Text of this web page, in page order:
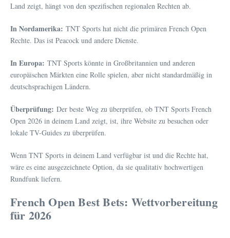
Land zeigt, hängt von den spezifischen regionalen Rechten ab.
In Nordamerika: TNT Sports hat nicht die primären French Open
Rechte. Das ist Peacock und andere Dienste.
In Europa: TNT Sports könnte in Großbritannien und anderen
europäischen Märkten eine Rolle spielen, aber nicht standardmäßig in
deutschsprachigen Ländern.
Überprüfung: Der beste Weg zu überprüfen, ob TNT Sports French
Open 2026 in deinem Land zeigt, ist, ihre Website zu besuchen oder
lokale TV-Guides zu überprüfen.
Wenn TNT Sports in deinem Land verfügbar ist und die Rechte hat,
wäre es eine ausgezeichnete Option, da sie qualitativ hochwertigen
Rundfunk liefern.
French Open Best Bets: Wettvorbereitung
für 2026